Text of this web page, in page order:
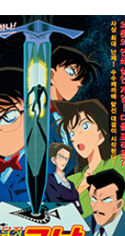
영화 이상한 과자 가게 전천당
02-19
원
명
1위는 <퇴마
차지했으니